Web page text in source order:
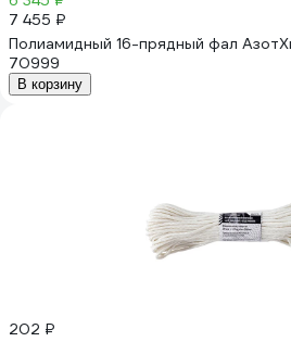
7 455 ₽
Полиамидный 16-прядный фал
70999
В корзину
202 ₽